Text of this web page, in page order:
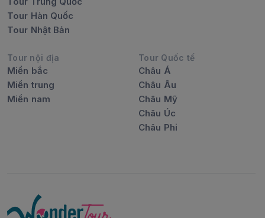
Tour Hàn Quốc
Tour Nhật Bản
Tour nội địa
Miền bắc
Miền trung
Miền nam
Tour Quốc tế
Châu Á
Châu Âu
Châu Mỹ
Châu Úc
Châu Phi